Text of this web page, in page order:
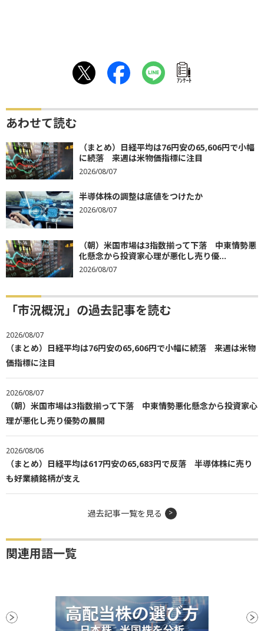
ｱﾝｹｰﾄ
あわせて読む
（まとめ）日経平均は76円安の65,606円で小幅
に続落 来週は米物価指標に注目
2026/08/07
半導体株の調整は底値をつけたか
2026/08/07
（朝）米国市場は3指数揃って下落 中東情勢悪
化懸念から投資家心理が悪化し売り優...
2026/08/07
「市況概況」の過去記事を読む
2026/08/07
（まとめ）日経平均は76円安の65,606円で小幅に続落 来週は米物
価指標に注目
2026/08/07
（朝）米国市場は3指数揃って下落 中東情勢悪化懸念から投資家心
理が悪化し売り優勢の展開
2026/08/06
（まとめ）日経平均は617円安の65,683円で反落 半導体株に売り
も好業績銘柄が支え
過去記事一覧を見る
関連用語一覧